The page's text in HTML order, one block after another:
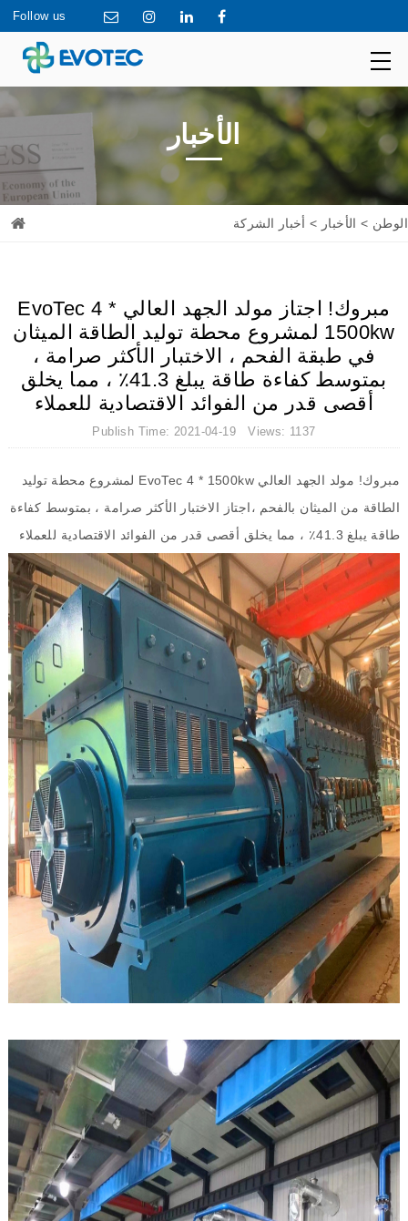
Follow us
الأخبار
الوطن > الأخبار > أخبار الشركة
مبروك! اجتاز مولد الجهد العالي EvoTec 4 *
1500kw لمشروع محطة توليد الطاقة الميثان
في طبقة الفحم ، الاختبار الأكثر صرامة ،
بمتوسط كفاءة طاقة يبلغ 41.3٪ ، مما يخلق
أقصى قدر من الفوائد الاقتصادية للعملاء
Publish Time: 2021-04-19 Views: 1137
مبروك! مولد الجهد العالي EvoTec 4 * 1500kw لمشروع محطة توليد
الطاقة من الميثان بالفحم ،اجتاز الاختبار الأكثر صرامة ، بمتوسط كفاءة
طاقة يبلغ 41.3٪ ، مما يخلق أقصى قدر من الفوائد الاقتصادية للعملاء